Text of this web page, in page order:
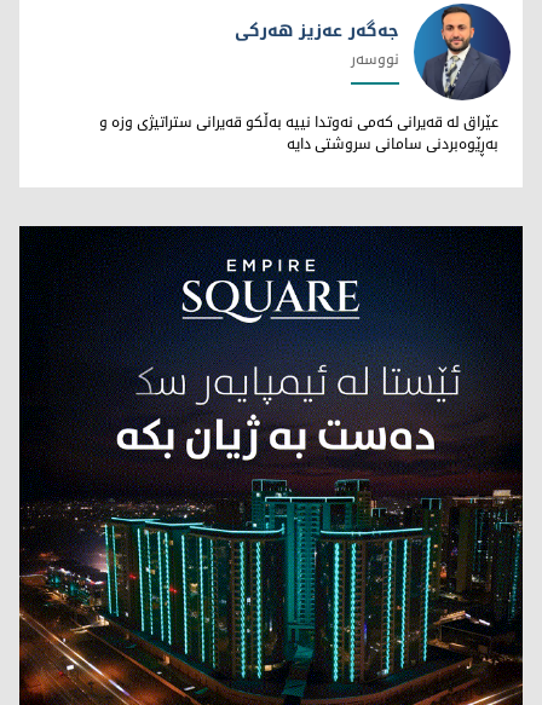
جەگەر عەزیز هەرکی
جەگەر عەزیز هەرکی
نووسەر
عێراق لە قەیرانی کەمی نەوتدا نییە بەڵکو قەیرانی ستراتیژی وزە و
بەڕێوەبردنی سامانی سروشتی دایە